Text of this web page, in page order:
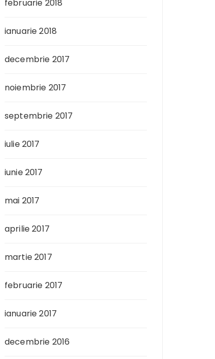
februarie 2018
ianuarie 2018
decembrie 2017
noiembrie 2017
septembrie 2017
iulie 2017
iunie 2017
mai 2017
aprilie 2017
martie 2017
februarie 2017
ianuarie 2017
decembrie 2016